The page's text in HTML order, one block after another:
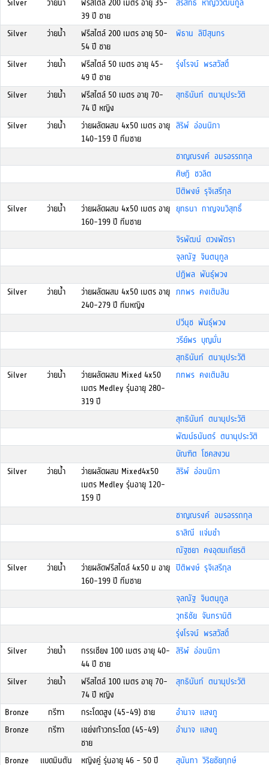
Silver ว่ายน้ำ
ฟรีสไตล์ 200 เมตร อายุ 35-
39 ปี ชาย
สรสิทธิ์ หาญวิวัฒนกูล
Silver ว่ายน้ำ
ฟรีสไตล์ 200 เมตร อายุ 50-
54 ปี ชาย
พิธาน ลิปิสุนทร
Silver ว่ายน้ำ
ฟรีสไตล์ 50 เมตร อายุ 45-
49 ปี ชาย
รุ่งโรจน์ พรสวัสดิ์
Silver ว่ายน้ำ
ฟรีสไตล์ 50 เมตร อายุ 70-
74 ปี หญิง
สุทธินันท์ ตนานุประวัติ
Silver ว่ายน้ำ
ว่ายผลัดผสม 4x50 เมตร อายุ
140-159 ปี ทีมชาย
สิริพ์ อ่อนนิภา
ชาญณรงค์ อมรอรรถกุล
ศิษฎิ ชวลิต
ปิติพงษ์ รุจิเสรีกุล
Silver
ว่ายน้ำ
ว่ายผลัดผสม 4x50 เมตร อายุ
160-199 ปี ทีมชาย
ยุทธนา กาญจนวิสุทธิ์
จิรพัฒน์ ดวงพัตรา
จุลณัฐ จินตนุกูล
ปฏิพล พันธุ์พวง
Silver
ว่ายน้ำ
ว่ายผลัดผสม 4x50 เมตร อายุ
240-279 ปี ทีมหญิง
ภทพร คงเติมสิน
ปวีนุช พันธุ์พวง
วรีย์พร บุญมั่น
สุทธินันท์ ตนานุประวัติ
Silver
ว่ายน้ำ
ว่ายผลัดผสม Mixed 4x50
เมตร Medley รุ่นอายุ 280-
319 ปี
ภทพร คงเติมสิน
สุทธินันท์ ตนานุประวัติ
พัฒน์ธนันตร์ ตนานุประวัติ
บัณฑิต โชคสงวน
Silver
ว่ายน้ำ
ว่ายผลัดผสม Mixed4x50
เมตร Medley รุ่นอายุ 120-
159 ปี
สิริพ์ อ่อนนิภา
ชาญณรงค์ อมรอรรถกุล
ธาสิณี แจ่มขำ
ณัฐชยา คงอุดมเกียรติ
Silver
ว่ายน้ำ
ว่ายผลัดฟรีสไตล์ 4x50 ม อายุ
160-199 ปี ทีมชาย
ปิติพงษ์ รุจิเสรีกุล
จุลณัฐ จินตนุกูล
วุทธิชัย จันทรานิติ
รุ่งโรจน์ พรสวัสดิ์
Silver
ว่ายน้ำ
กรรเชียง 100 เมตร อายุ 40-
44 ปี ชาย
สิริพ์ อ่อนนิภา
Silver ว่ายน้ำ
ฟรีสไตล์ 100 เมตร อายุ 70-
74 ปี หญิง
สุทธินันท์ ตนานุประวัติ
Bronze กรีฑา กระโดดสูง (45-49) ชาย
อำนาจ แสงภู
Bronze
กรีฑา
เขย่งก้าวกระโดด (45-49)
ชาย
อำนาจ แสงภู
Bronze แบดมินตัน หญิงคู่ รุ่นอายุ 46 - 50 ปี
สุนันทา วิริยชัยฤกษ์